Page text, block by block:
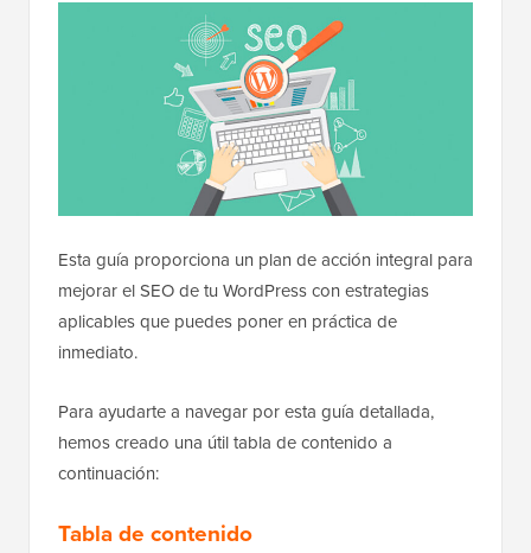
Esta guía proporciona un plan de acción integral para
mejorar el SEO de tu WordPress con estrategias
aplicables que puedes poner en práctica de
inmediato.
Para ayudarte a navegar por esta guía detallada,
hemos creado una útil tabla de contenido a
continuación:
Tabla de contenido